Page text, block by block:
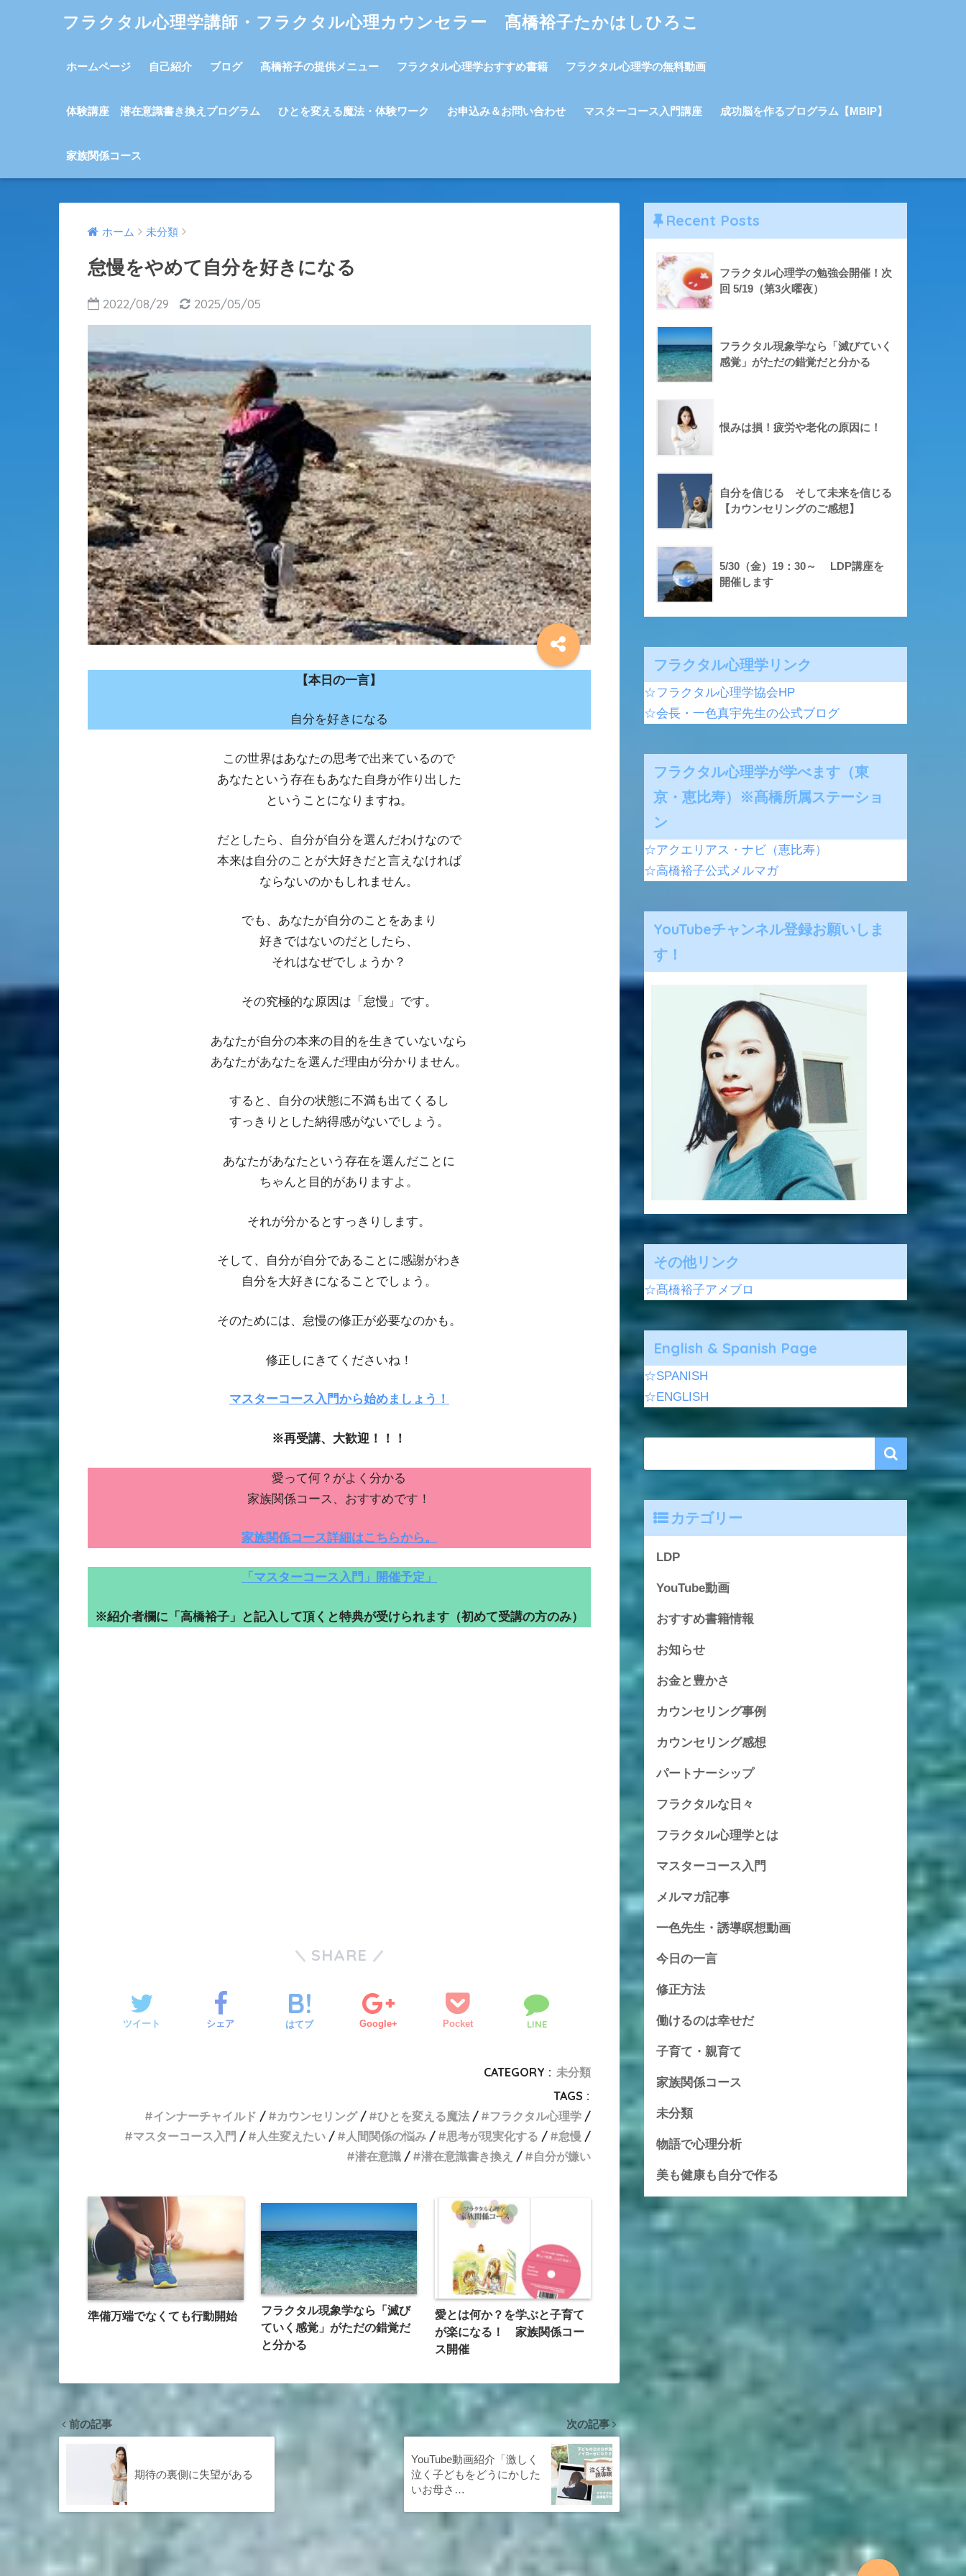
フラクタル心理学講師・フラクタル心理カウンセラー 髙橋裕子たかはしひろこ
ホームページ 自己紹介 ブログ 髙橋裕子の提供メニュー フラクタル心理学おすすめ書籍 フラクタル心理学の無料動画
体験講座 潜在意識書き換えプログラム ひとを変える魔法・体験ワーク お申込み＆お問い合わせ マスターコース入門講座 成功脳を作るプログラム【MBIP】
家族関係コース
ホーム 未分類
怠慢をやめて自分を好きになる
2022/08/29 2025/05/05
【本日の一言】
自分を好きになる
この世界はあなたの思考で出来ているので
あなたという存在もあなた自身が作り出した
ということになりますね。
だとしたら、自分が自分を選んだわけなので
本来は自分のことが大好きだと言えなければ
ならないのかもしれません。
でも、あなたが自分のことをあまり
好きではないのだとしたら、
それはなぜでしょうか？
その究極的な原因は「怠慢」です。
あなたが自分の本来の目的を生きていないなら
あなたがあなたを選んだ理由が分かりません。
すると、自分の状態に不満も出てくるし
すっきりとした納得感がないでしょう。
あなたがあなたという存在を選んだことに
ちゃんと目的がありますよ。
それが分かるとすっきりします。
そして、自分が自分であることに感謝がわき
自分を大好きになることでしょう。
そのためには、怠慢の修正が必要なのかも。
修正しにきてくださいね！
マスターコース入門から始めましょう！
※再受講、大歓迎！！！
愛って何？がよく分かる
家族関係コース、おすすめです！
家族関係コース詳細はこちらから。
「マスターコース入門」開催予定」
※紹介者欄に「高橋裕子」と記入して頂くと特典が受けられます（初めて受講の方のみ）
SHARE
ツイート シェア はてブ Google+ Pocket LINE
CATEGORY : 未分類
TAGS :
インナーチャイルド
カウンセリング ひとを変える魔法
フラクタル心理学
マスターコース入門
人生変えたい 人間関係の悩み 思考が現実化する
怠慢
潜在意識
潜在意識書き換え 自分が嫌い
準備万端でなくても行動開始
フラクタル現象学なら「滅び
ていく感覚」がただの錯覚だ
と分かる
愛とは何か？を学ぶと子育て
が楽になる！ 家族関係コー
ス開催
前の記事
期待の裏側に失望がある
次の記事
YouTube動画紹介「激しく
泣く子どもをどうにかした
いお母さ…
Recent Posts
フラクタル心理学の勉強会開催！次
回 5/19（第3火曜夜）
フラクタル現象学なら「滅びていく
感覚」がただの錯覚だと分かる
恨みは損！疲労や老化の原因に！
自分を信じる そして未来を信じる
【カウンセリングのご感想】
5/30（金）19：30～ LDP講座を
開催します
フラクタル心理学リンク
☆フラクタル心理学協会HP
☆会長・一色真宇先生の公式ブログ
フラクタル心理学が学べます（東
京・恵比寿）※髙橋所属ステーショ
ン
☆アクエリアス・ナビ（恵比寿）
☆高橋裕子公式メルマガ
YouTubeチャンネル登録お願いしま
す！
その他リンク
☆髙橋裕子アメブロ
English & Spanish Page
☆SPANISH
☆ENGLISH
カテゴリー
LDP
YouTube動画
おすすめ書籍情報
お知らせ
お金と豊かさ
カウンセリング事例
カウンセリング感想
パートナーシップ
フラクタルな日々
フラクタル心理学とは
マスターコース入門
メルマガ記事
一色先生・誘導瞑想動画
今日の一言
修正方法
働けるのは幸せだ
子育て・親育て
家族関係コース
未分類
物語で心理分析
美も健康も自分で作る